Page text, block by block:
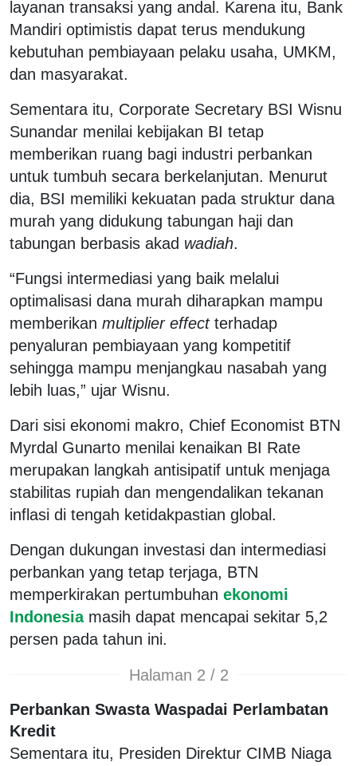
layanan transaksi yang andal. Karena itu, Bank
Mandiri optimistis dapat terus mendukung
kebutuhan pembiayaan pelaku usaha, UMKM,
dan masyarakat.
Sementara itu, Corporate Secretary BSI Wisnu
Sunandar menilai kebijakan BI tetap
memberikan ruang bagi industri perbankan
untuk tumbuh secara berkelanjutan. Menurut
dia, BSI memiliki kekuatan pada struktur dana
murah yang didukung tabungan haji dan
tabungan berbasis akad wadiah.
“Fungsi intermediasi yang baik melalui
optimalisasi dana murah diharapkan mampu
memberikan multiplier effectterhadap
penyaluran pembiayaan yang kompetitif
sehingga mampu menjangkau nasabah yang
lebih luas,” ujar Wisnu.
Dari sisi ekonomi makro, Chief Economist BTN
Myrdal Gunarto menilai kenaikan BI Rate
merupakan langkah antisipatif untuk menjaga
stabilitas rupiah dan mengendalikan tekanan
inflasi di tengah ketidakpastian global.
Dengan dukungan investasi dan intermediasi
perbankan yang tetap terjaga, BTN
memperkirakan pertumbuhan ekonomi
Indonesia masih dapat mencapai sekitar 5,2
persen pada tahun ini.
Halaman 2 / 2
Perbankan Swasta Waspadai Perlambatan
Kredit
Sementara itu, Presiden Direktur CIMB Niaga